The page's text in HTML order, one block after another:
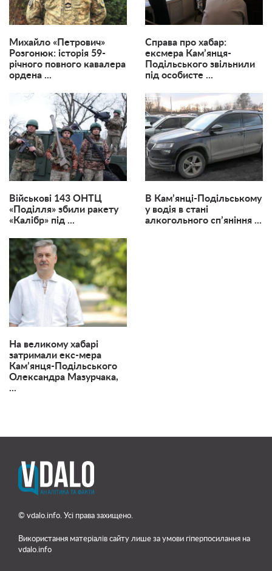
Михайло «Петрович»
Розгонюк: історія 59-
річного повного кавалера
ордена ...
Справа про хабар:
ексмера Кам’янця-
Подільського звільнили
під особисте ...
Військові 143 ОНТЦ
«Поділля» збили ракету
«Калібр» під ...
В Кам’янці-Подільському
у водія в стані
алкогольного сп’яніння ...
На великому хабарі
затримали екс-мера
Кам’янця-Подільського
Олександра Мазурчака,
...
© vdalo.info. Усі права захищено.
Використання матеріалів сайту лише за умови гіперпосилання на
vdalo.info